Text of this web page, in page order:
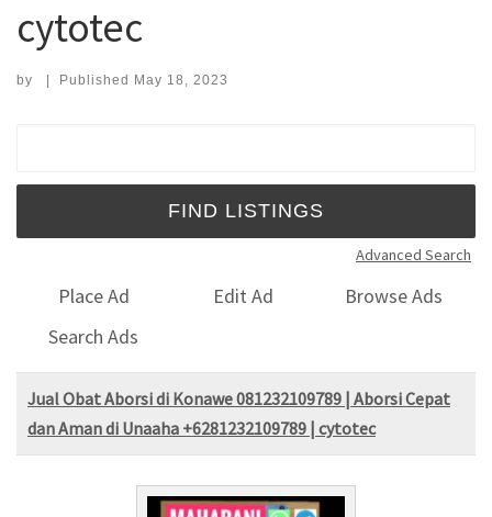
cytotec
by | Published May 18, 2023
Advanced Search
Place Ad Edit Ad
Browse Ads
Search Ads
Jual Obat Aborsi di Konawe 081232109789 | Aborsi Cepat
dan Aman di Unaaha +6281232109789 | cytotec